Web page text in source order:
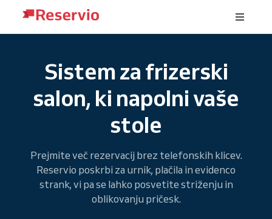
Sistem za frizerski
salon, ki napolni vaše
stole
Prejmite več rezervacij brez telefonskih klicev.
Reservio poskrbi za urnik, plačila in evidenco
strank, vi pa se lahko posvetite striženju in
oblikovanju pričesk.